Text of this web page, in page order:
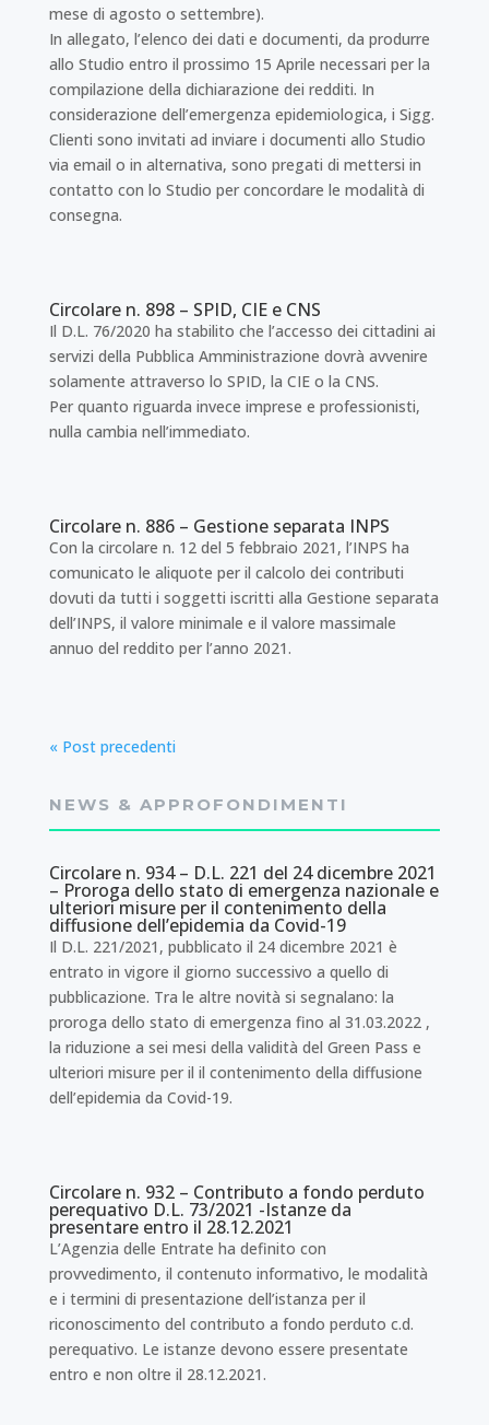
mese di agosto o settembre).
In allegato, l’elenco dei dati e documenti, da produrre
allo Studio entro il prossimo 15 Aprile necessari per la
compilazione della dichiarazione dei redditi. In
considerazione dell’emergenza epidemiologica, i Sigg.
Clienti sono invitati ad inviare i documenti allo Studio
via email o in alternativa, sono pregati di mettersi in
contatto con lo Studio per concordare le modalità di
consegna.
Circolare n. 898 – SPID, CIE e CNS
Il D.L. 76/2020 ha stabilito che l’accesso dei cittadini ai
servizi della Pubblica Amministrazione dovrà avvenire
solamente attraverso lo SPID, la CIE o la CNS.
Per quanto riguarda invece imprese e professionisti,
nulla cambia nell’immediato.
Circolare n. 886 – Gestione separata INPS
Con la circolare n. 12 del 5 febbraio 2021, l’INPS ha
comunicato le aliquote per il calcolo dei contributi
dovuti da tutti i soggetti iscritti alla Gestione separata
dell’INPS, il valore minimale e il valore massimale
annuo del reddito per l’anno 2021.
« Post precedenti
NEWS & APPROFONDIMENTI
Circolare n. 934 – D.L. 221 del 24 dicembre 2021
– Proroga dello stato di emergenza nazionale e
ulteriori misure per il contenimento della
diffusione dell’epidemia da Covid-19
Il D.L. 221/2021, pubblicato il 24 dicembre 2021 è
entrato in vigore il giorno successivo a quello di
pubblicazione. Tra le altre novità si segnalano: la
proroga dello stato di emergenza fino al 31.03.2022 ,
la riduzione a sei mesi della validità del Green Pass e
ulteriori misure per il il contenimento della diffusione
dell’epidemia da Covid-19.
Circolare n. 932 – Contributo a fondo perduto
perequativo D.L. 73/2021 -Istanze da
presentare entro il 28.12.2021
L’Agenzia delle Entrate ha definito con
provvedimento, il contenuto informativo, le modalità
e i termini di presentazione dell’istanza per il
riconoscimento del contributo a fondo perduto c.d.
perequativo. Le istanze devono essere presentate
entro e non oltre il 28.12.2021.